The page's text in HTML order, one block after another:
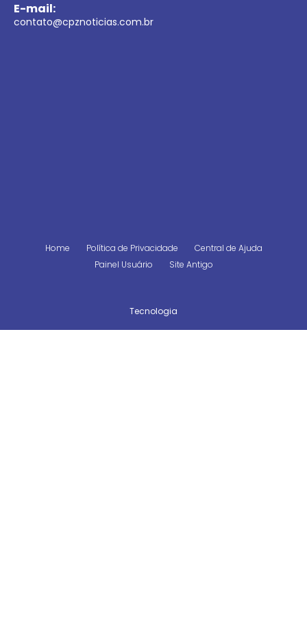
E-mail:
contato@cpznoticias.com.br
Home Política de Privacidade
Central de Ajuda
Painel Usuário
Site Antigo
Tecnologia